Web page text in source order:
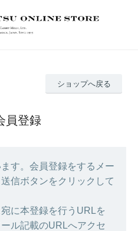
ショップへ戻る
員登録
す。会員登録をするメー
信ボタンをクリックして
に本登録を行うURLを
ル記載のURLへアクセ